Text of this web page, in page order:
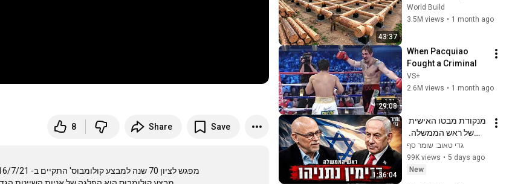
8 Share Save
43:37
HUGE Wooden
House for his
@bjornbrenton
World Build
3.5M views • 1 month ago
29:08
When Pacquiao
Fought a Criminal
VS+
2.6M views • 1 month ago
1:36:04
שומר סף 385 עם
בנימין נתניהו
גדי טאוב: שומר סף
99K views • 5 days ago
New